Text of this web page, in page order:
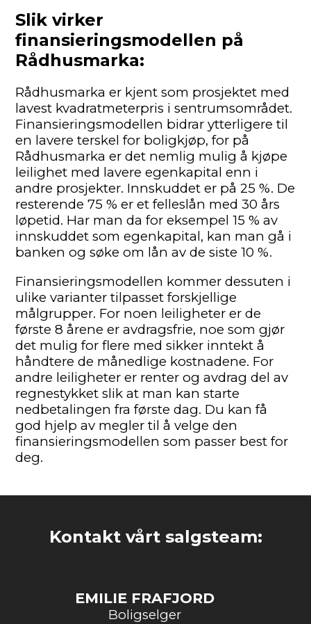
Slik virker
finansieringsmodellen på
Rådhusmarka:
Rådhusmarka er kjent som prosjektet med
lavest kvadratmeterpris i sentrumsområdet.
Finansieringsmodellen bidrar ytterligere til
en lavere terskel for boligkjøp, for på
Rådhusmarka er det nemlig mulig å kjøpe
leilighet med lavere egenkapital enn i
andre prosjekter. Innskuddet er på 25 %. De
resterende 75 % er et felleslån med 30 års
løpetid. Har man da for eksempel 15 % av
innskuddet som egenkapital, kan man gå i
banken og søke om lån av de siste 10 %.
Finansieringsmodellen kommer dessuten i
ulike varianter tilpasset forskjellige
målgrupper. For noen leiligheter er de
første 8 årene er avdragsfrie, noe som gjør
det mulig for flere med sikker inntekt å
håndtere de månedlige kostnadene. For
andre leiligheter er renter og avdrag del av
regnestykket slik at man kan starte
nedbetalingen fra første dag. Du kan få
god hjelp av megler til å velge den
finansieringsmodellen som passer best for
deg.
Kontakt vårt salgsteam:
EMILIE FRAFJORD
Boligselger